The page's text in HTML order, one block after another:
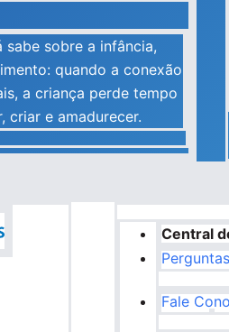
sabe sobre a infância,
quando a conexão
a criança perde tempo
criar e amadurecer.
Central
Fale